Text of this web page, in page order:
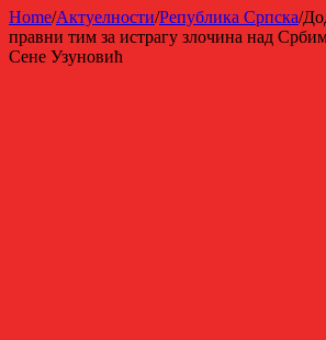
Home/Актуелности/Република Српска/
правни тим за истрагу злочина над
Сене Узуновић